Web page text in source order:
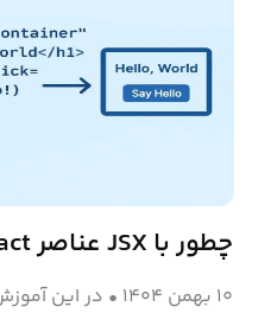
چطور با JSX عناصر React بسازیم؟
۱۰ بهمن ۱۴۰۴ •